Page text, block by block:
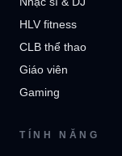
HLV fitness
CLB thể thao
Giáo viên
Gaming
TÍNH NĂNG